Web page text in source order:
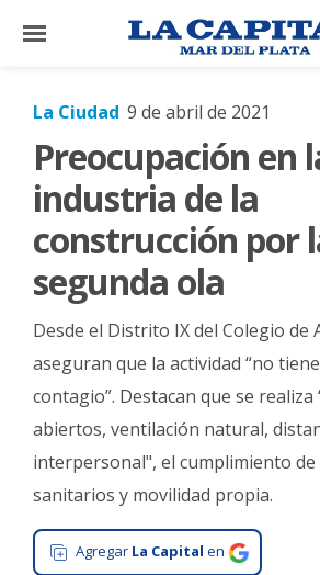
×
El
País
Mundo
La
Cultura
Tecnología
Gastronomía
General
La Ciudad 9 de abril de 2021
Preocupación en
industria de la
construcción por
segunda ola
Desde el Distrito IX del Colegio de
aseguran que la actividad “no
contagio”. Destacan que se realiza
abiertos, ventilación natural,
interpersonal", el cumplimiento
sanitarios y movilidad propia.
Agregar La Capital en